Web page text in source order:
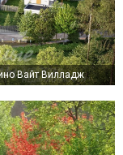
Вайт Вилладж